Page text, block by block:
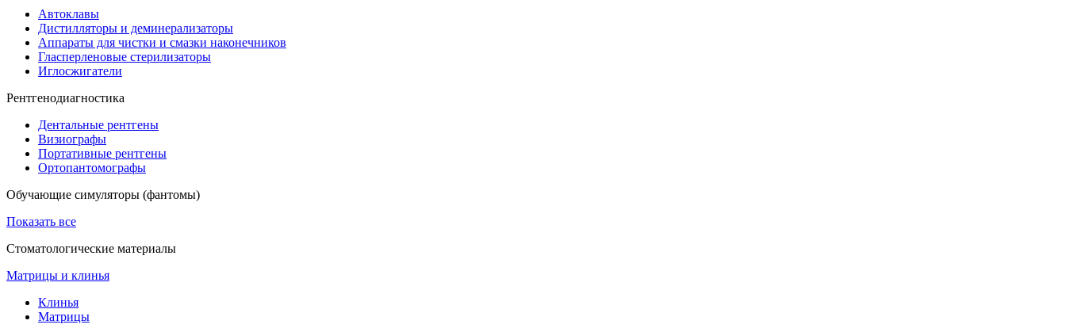
Автоклавы
Дистилляторы и деминерализаторы
Аппараты для чистки и смазки наконечников
Гласперленовые стерилизаторы
Иглосжигатели
Рентгенодиагностика
Дентальные рентгены
Визиографы
Портативные рентгены
Ортопантомографы
Обучающие симуляторы (фантомы)
Показать все
Стоматологические материалы
Матрицы и клинья
Клинья
Матрицы